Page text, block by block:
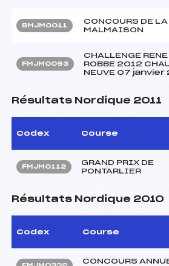
BMJM0011
CONCOURS DE LA
MALMAISON
FMJM0093
CHALLENGE RENE
ROBBE 2012
NEUVE 07 janvier
Résultats Nordique 2011
Codex Course
FMJM0112
GRAND PRIX DE
PONTARLIER
Résultats Nordique 2010
Codex Course
CONCOURS